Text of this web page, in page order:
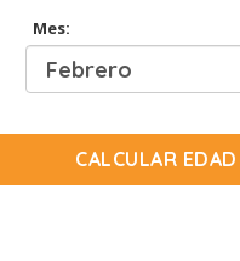
Mes:
CALCULAR EDAD